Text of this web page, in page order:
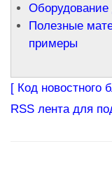
Полезные
примеры
[ Код новостного
RSS лента для